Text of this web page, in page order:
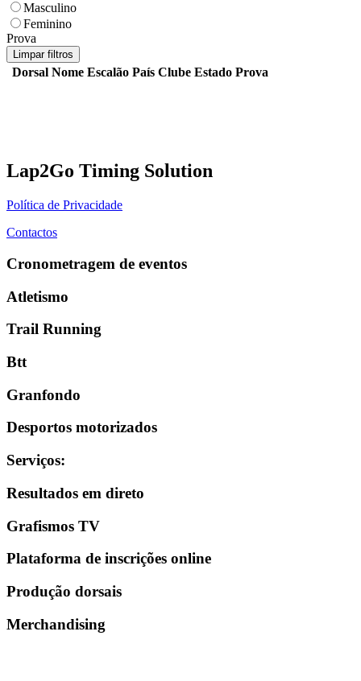
Masculino
Feminino
Prova
Limpar filtros
Dorsal Nome Escalão País Clube Estado Prova
Lap2Go Timing Solution
Política de Privacidade
Contactos
Cronometragem de eventos
Atletismo
Trail Running
Btt
Granfondo
Desportos motorizados
Serviços:
Resultados em direto
Grafismos TV
Plataforma de inscrições online
Produção dorsais
Merchandising